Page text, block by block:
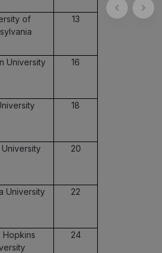
of
13
University 16
18
20
University 22
Hopkins
24